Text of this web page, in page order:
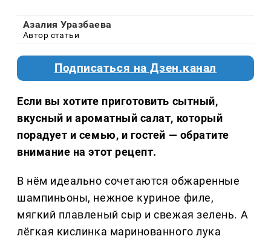
Азалия Уразбаева
Автор статьи
Подписаться на Дзен.канал
Если вы хотите приготовить сытный,
вкусный и ароматный салат, который
порадует и семью, и гостей — обратите
внимание на этот рецепт.
В нём идеально сочетаются обжаренные
шампиньоны, нежное куриное филе,
мягкий плавленый сыр и свежая зелень. А
лёгкая кислинка маринованного лука